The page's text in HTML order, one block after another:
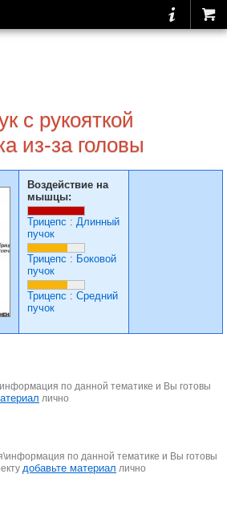
с рукояткой
из-за головы
Воздействие на
мышцы:
Трицепс : Длинный
пучок
Трицепс : Боковой
пучок
Трицепс : Средний
пучок
по данной тематике и Вы готовы
лично
по данной тематике и Вы готовы
добавьте материал лично